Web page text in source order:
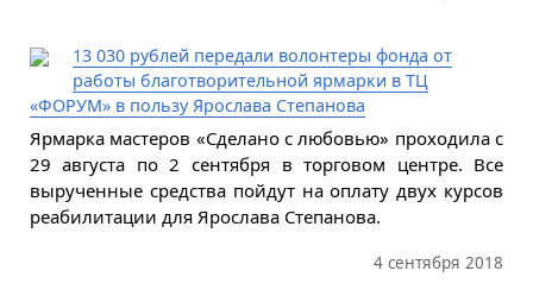
13 030 рублей передали волонтеры фонда от
работы благотворительной ярмарки в ТЦ
«ФОРУМ» в пользу Ярослава Степанова
Ярмарка мастеров «Сделано с любовью» проходила с
29 августа по 2 сентября в торговом центре. Все
вырученные средства пойдут на оплату двух курсов
реабилитации для Ярослава Степанова.
4 сентября 2018